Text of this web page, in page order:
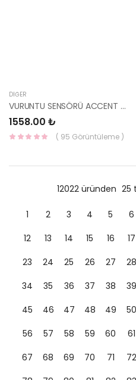
DIĞER
VURUNTU SENSÖRÜ ACCENT 95- 39250-22010-HMC
1558.00 ₺
( 95 Görüntüleme )
12022 üründen 25
1 2 3 4 5 6
12
13 14 15 16 17
23
24 25 26 27 28
34
35 36 37 38 39
45
46 47 48 49 50
56
57 58 59 60 61
67
68 69 70 71 72